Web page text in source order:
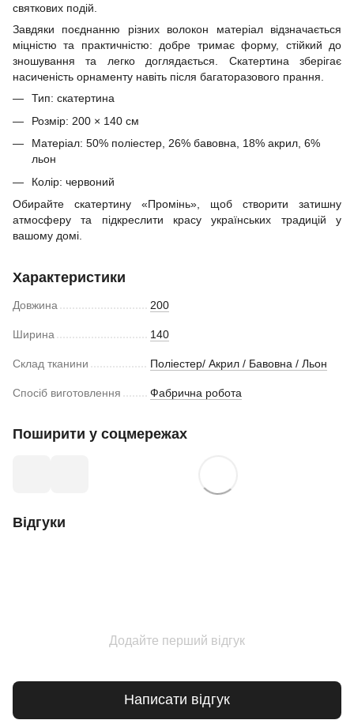
святкових подій.
Завдяки поєднанню різних волокон матеріал відзначається
міцністю та практичністю: добре тримає форму, стійкий до
зношування та легко доглядається. Скатертина зберігає
насиченість орнаменту навіть після багаторазового прання.
Тип: скатертина
Розмір: 200 × 140 см
Матеріал: 50% поліестер, 26% бавовна, 18% акрил, 6%
льон
Колір: червоний
Обирайте скатертину «Промінь», щоб створити затишну
атмосферу та підкреслити красу українських традицій у
вашому домі.
Характеристики
Довжина 200
Ширина 140
Склад тканини Поліестер/ Акрил / Бавовна / Льон
Спосіб виготовлення Фабрична робота
Поширити у соцмережах
Відгуки
Додайте перший відгук
Написати відгук